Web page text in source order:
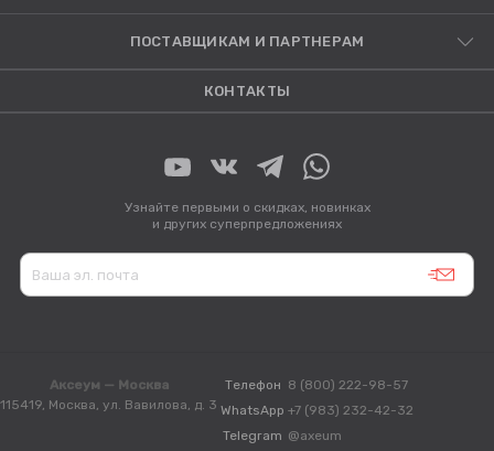
ПОСТАВЩИКАМ И ПАРТНЕРАМ
КОНТАКТЫ
Узнайте первыми о скидках, новинках
и других суперпредложениях
Аксеум — Москва
115419, Москва, ул. Вавилова, д. 3
Телефон 8 (800) 222-98-57
WhatsApp +7 (983) 232-42-32
Telegram @axeum